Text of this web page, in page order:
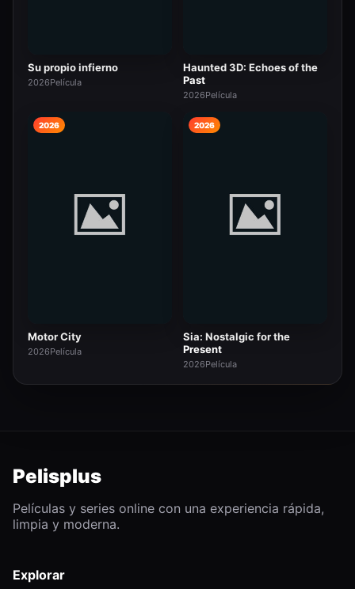
Su propio infierno
2026Película
Haunted 3D: Echoes of the
Past
2026Película
2026
Motor City
2026Película
2026
Sia: Nostalgic for the
Present
2026Película
Pelisplus
Películas y series online con una experiencia rápida,
limpia y moderna.
Explorar